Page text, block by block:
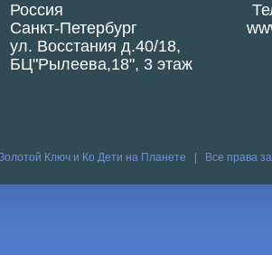
Россия
Санкт-Петербург
ул. Восстания д.40/18,
БЦ"Рылеева,18", 3 этаж
Ключ и Ко Дети на Планете | Все права